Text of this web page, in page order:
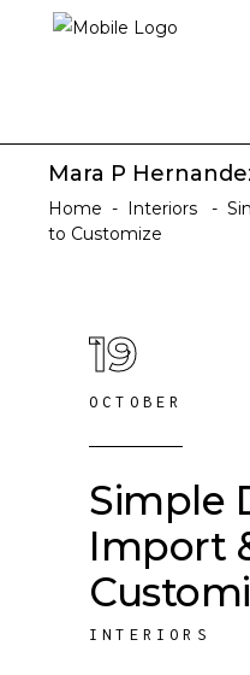
Mara P
Home - Interiors -
to Customize
19
OCTOBER
Simple
Import
INTERIORS